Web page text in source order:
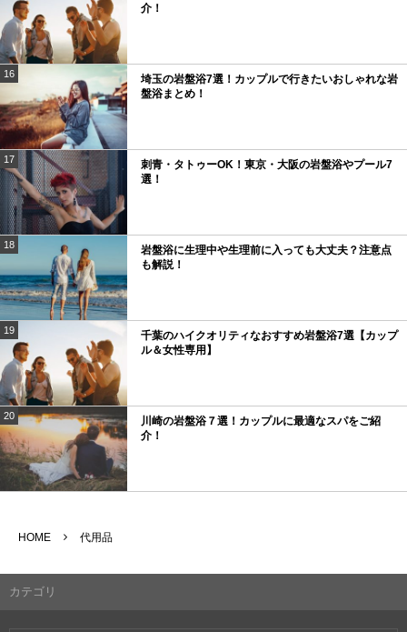
介！
16
埼玉の岩盤浴7選！カップルで行きたいおしゃれな岩
盤浴まとめ！
17
刺青・タトゥーOK！東京・大阪の岩盤浴やプール7
選！
18
岩盤浴に生理中や生理前に入っても大丈夫？注意点
も解説！
19
千葉のハイクオリティなおすすめ岩盤浴7選【カップ
ル＆女性専用】
20
川崎の岩盤浴７選！カップルに最適なスパをご紹
介！
HOME 代用品
カテゴリ